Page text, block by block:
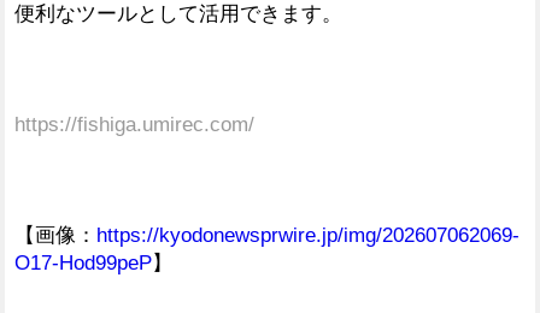
便利なツールとして活用できます。
https://fishiga.umirec.com/
【画像： https://kyodonewsprwire.jp/img/202607062069-
O17-Hod99peP】